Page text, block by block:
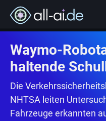
Waymo-
haltende
Die
NHTSA leiten
Fahrzeuge erkannten